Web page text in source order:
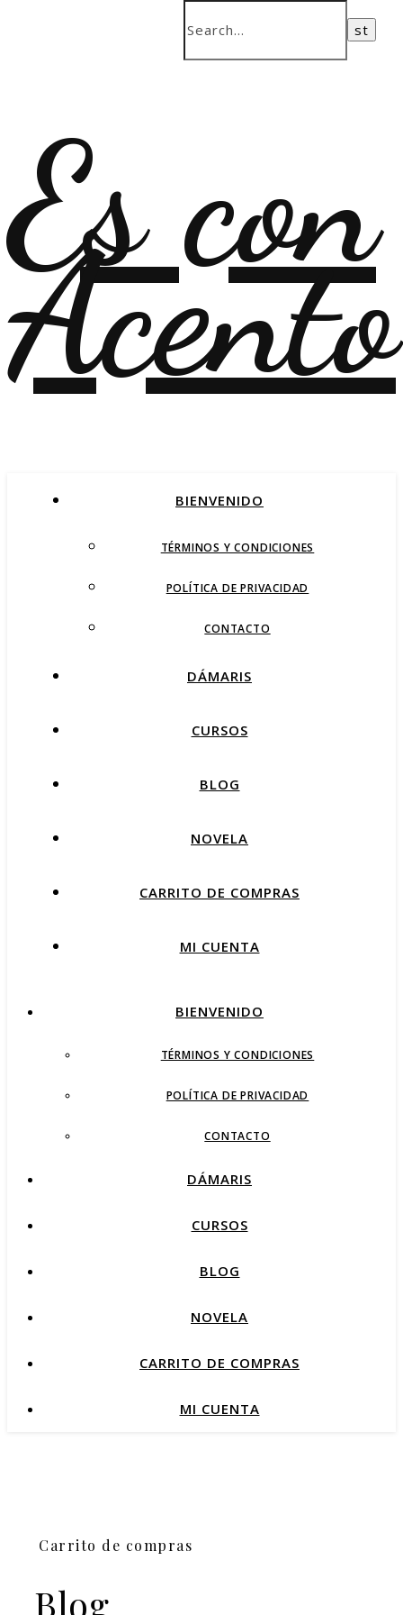
Es con
Acento
BIENVENIDO
TÉRMINOS Y CONDICIONES
POLÍTICA DE PRIVACIDAD
CONTACTO
DÁMARIS
CURSOS
BLOG
NOVELA
CARRITO DE COMPRAS
MI CUENTA
BIENVENIDO
TÉRMINOS Y CONDICIONES
POLÍTICA DE PRIVACIDAD
CONTACTO
DÁMARIS
CURSOS
BLOG
NOVELA
CARRITO DE COMPRAS
MI CUENTA
Carrito de compras
Blog